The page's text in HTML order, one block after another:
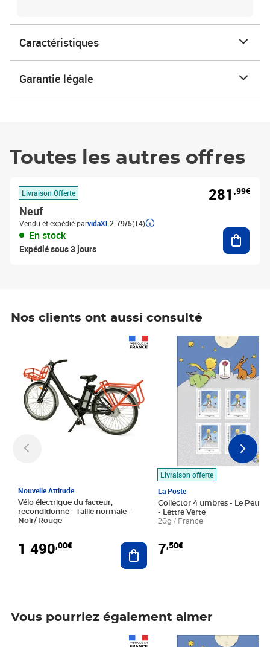
Caractéristiques
Garantie légale
Toutes les autres offres
Livraison Offerte
Neuf
Vendu et expédié parvidaXL 2.79/5(14)
En stock
Expédié sous 3 jours
281 ,99€
Nos clients ont aussi consulté
Nouvelle Attitude
Vélo électrique du facteur,
reconditionné - Taille normale -
Noir/ Rouge
1 490,00€ Ajouter au panier
Livraison offerte
La Poste
Collector 4 timbres - Le Petit
- Lettre Verte
20g / France
7,50€
Prix 7,50€
Vous pourriez également aimer
Prix 7,50€